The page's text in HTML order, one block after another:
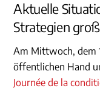
Aktuelle
Strategien
Am Mittwoch, dem
öffentlichen Hand
Journée de la